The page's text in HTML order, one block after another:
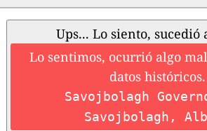
Ups... Lo siento, sucedió
Lo sentimos, ocurrió algo
datos históricos.
Savojbolagh
Savojbolagh,